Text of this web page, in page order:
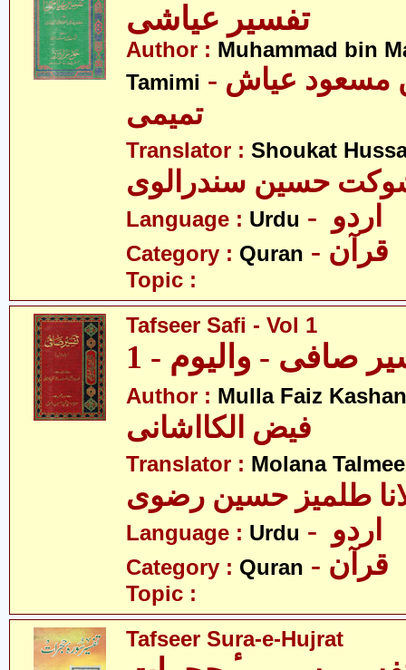
تفسیر عیاشی
Author : Muhammad bin
Tamimi - محمّد بن مسعود عیاش
تمیمی
Translator : Shoukat
حسین سندرالوی
Language : Urdu
Category : Quran - قرآن
Topic :
Tafseer Safi - Vol 1
صافی - والیوم - 1
Author : Mulla Faiz
فیض الکااشانی
Translator : Molana
طلمیز حسین رضوی
Language : Urdu
Category : Quran - قرآن
Topic :
Tafseer Sura-e-Hujrat